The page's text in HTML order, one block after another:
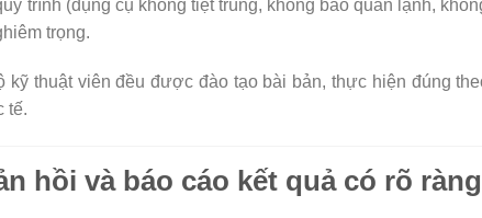
trình (dụng cụ không tiệt trùng, không bảo quản lạnh,
trọng.
kỹ thuật viên đều được đào tạo bài bản, thực hiện đúng
tế.
hồi và báo cáo kết quả có rõ